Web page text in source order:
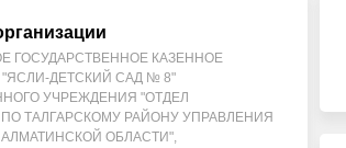
ГОСУДАРСТВЕННОЕ КАЗЕННОЕ
ДЕТСКИЙ САД № 8"
УЧРЕЖДЕНИЯ "ОТДЕЛ
ТАЛГАРСКОМУ РАЙОНУ УПРАВЛЕНИЯ
ОБЛАСТИ",